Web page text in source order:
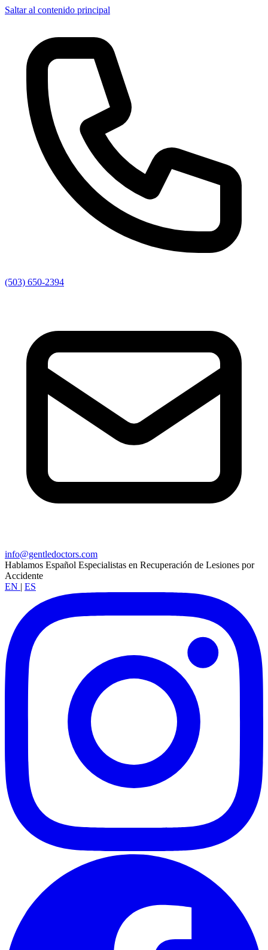
Saltar al contenido principal
(503) 650-2394
info@gentledoctors.com
Hablamos Español Especialistas en Recuperación de Lesiones por
Accidente
EN | ES